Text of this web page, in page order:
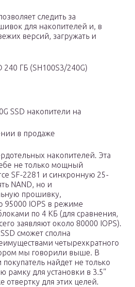
следить за
для накопителей и, в
версий, загружать и
240 ГБ (SH100S3/240G)
SSD накопители на
в продаже
накопителей. Эта
не только мощный
SF-2281 и синхронную 25-
NAND, но и
прошивку,
IOPS в режиме
по 4 КБ (для сравнения,
заявляют около 80000 IOPS).
сможет сполна
четырехкратного
мы говорили выше. В
найдет не только
рамку для установки в 3.5”
отвертку для этих целей.